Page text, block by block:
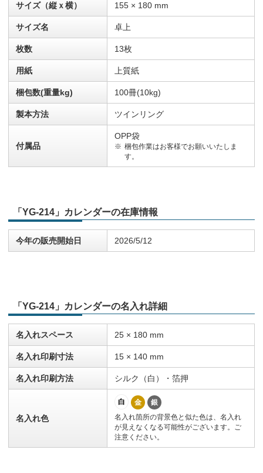
サイズ（縦ｘ横） 155 × 180 mm
サイズ名 卓上
枚数 13枚
用紙 上質紙
梱包数(重量kg) 100冊(10kg)
製本方法 ツインリング
付属品
OPP袋
梱包作業はお客様でお願いいたしま
す。
「YG-214」カレンダーの在庫情報
今年の販売開始日 2026/5/12
「YG-214」カレンダーの名入れ詳細
名入れスペース 25 × 180 mm
名入れ印刷寸法 15 × 140 mm
名入れ印刷方法 シルク（白）・箔押
名入れ色
白 金
銀
名入れ箇所の背景色と似た色は、名入れ
が見えなくなる可能性がございます。ご
注意ください。